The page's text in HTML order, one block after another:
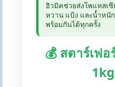
ฮิวมิคช่วยส่งโพแทสเซี
หวาน แป้ง และน้ำหนั
พร้อมกันได้ทุกครั้ง
💰 สตาร์เฟ